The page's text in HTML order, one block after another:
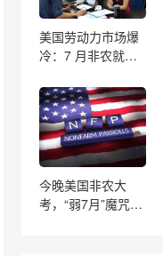
美国劳动力市场爆
冷：7 月非农就业
万，前两月就业下
修 10.3 万人
今晚美国非农大
考，“弱7月”魔咒会